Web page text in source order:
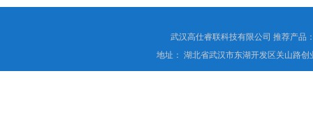
武汉高仕睿联科技有限公司 推荐产品
地址： 湖北省武汉市东湖开发区关山路